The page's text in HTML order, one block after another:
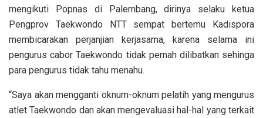
mengikuti Popnas di Palembang, dirinya selaku ketua
Pengprov Taekwondo NTT sempat bertemu Kadispora
membicarakan perjanjian kerjasama, karena selama ini
pengurus cabor Taekwondo tidak pernah dilibatkan sehinga
para pengurus tidak tahu menahu.
“Saya akan mengganti oknum-oknum pelatih yang mengurus
atlet Taekwondo dan akan mengevaluasi hal-hal yang terkait